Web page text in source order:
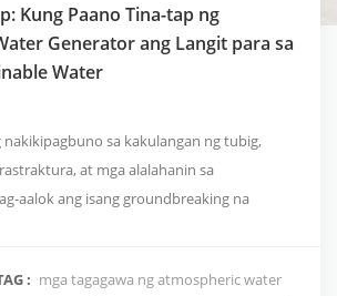
Kung Paano Tina-tap ng
Generator ang Langit para sa
Water
nakikipagbuno sa kakulangan ng tubig,
at mga alalahanin sa
aalok ang isang groundbreaking na
Ito ang realidad ng Mga Tagabuo ng Tubig
: mga tagagawa ng atmospheric water